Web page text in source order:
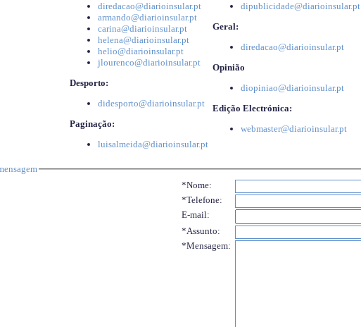
diredacao@diarioinsular.pt
armando@diarioinsular.pt
carina@diarioinsular.pt
helena@diarioinsular.pt
helio@diarioinsular.pt
jlourenco@diarioinsular.pt
Desporto:
didesporto@diarioinsular.pt
Paginação:
luisalmeida@diarioinsular.pt
dipublicidade@diarioinsular.pt
Geral:
diredacao@diarioinsular.pt
Opinião
diopiniao@diarioinsular.pt
Edição Electrónica:
webmaster@diarioinsular.pt
*Nome:
*Telefone:
E-mail:
*Assunto:
*Mensagem: